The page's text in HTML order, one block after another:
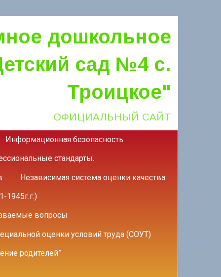
дошкольное
сад №4 с.
Троицкое"
ОФИЦИАЛЬНЫЙ САЙТ
Информационная безопасность
стандарты.
Независимая система оценки качества
1945г.г.)
вопросы
оценки условий труда (СОУТ)
родителей”